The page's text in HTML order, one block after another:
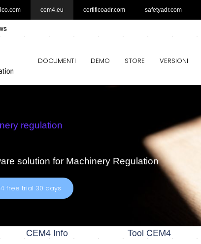
cem4.eu certificoadr.com safetyadr.com
DOCUMENTI DEMO STORE VERSIONI
regulation
solution for Machinery Regulation
free trial 30 days
CEM4 Info Tool CEM4